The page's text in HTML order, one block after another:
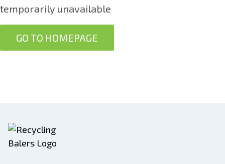
temporarily unavailable
GO TO HOMEPAGE